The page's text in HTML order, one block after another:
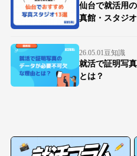
仙台で就活用
真館・スタジ
26.05.01豆知識
就活で証明写
とは？